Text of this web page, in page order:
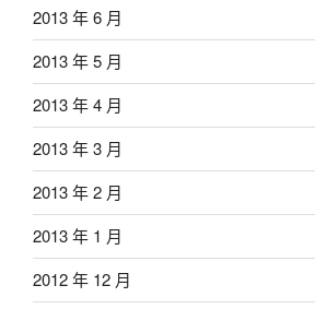
2013 年 6 月
2013 年 5 月
2013 年 4 月
2013 年 3 月
2013 年 2 月
2013 年 1 月
2012 年 12 月